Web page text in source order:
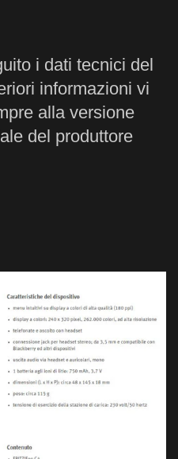
i dati tecnici del
informazioni vi
alla versione
del produttore